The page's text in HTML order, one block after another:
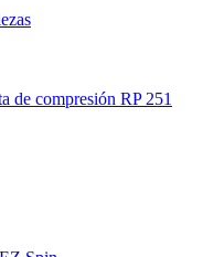
de compresión RP 251